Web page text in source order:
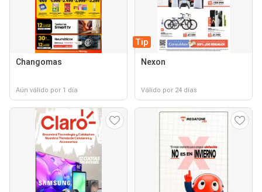
Changomas
Aún válido por 1 día
Tip
Nexon
Válido por 24 días